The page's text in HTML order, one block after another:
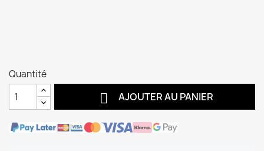
Quantité
 AJOUTER AU PANIER